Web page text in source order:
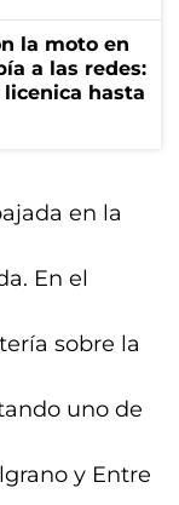
la moto en
a las redes:
hasta
en la
En el
sobre la
uno de
y Entre